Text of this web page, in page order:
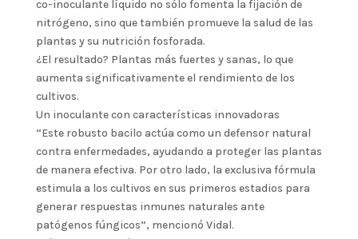
co-inoculante líquido no sólo fomenta la fijación de
nitrógeno, sino que también promueve la salud de las
plantas y su nutrición fosforada.
¿El resultado? Plantas más fuertes y sanas, lo que
aumenta significativamente el rendimiento de los
cultivos.
Un inoculante con características innovadoras
“Este robusto bacilo actúa como un defensor natural
contra enfermedades, ayudando a proteger las plantas
de manera efectiva. Por otro lado, la exclusiva fórmula
estimula a los cultivos en sus primeros estadios para
generar respuestas inmunes naturales ante
patógenos fúngicos”, mencionó Vidal.